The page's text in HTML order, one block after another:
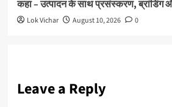
कहा – उत्पादन के साथ प्रसंस्करण, ब्रांडिंग
Lok Vichar August 10, 2026 0
Leave a Reply